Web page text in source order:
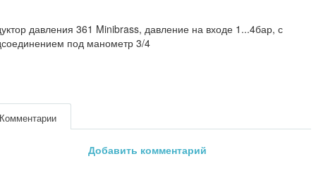
давления 361 Minibrass, давление на входе 1...4бар, с
под манометр 3/4
Добавить комментарий